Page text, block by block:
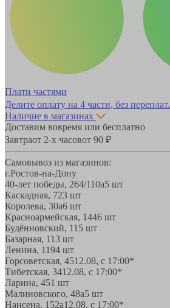
Плати частями
Делите оплату на 4 части, без переплат.
Наличие в магазинах
Доставим вовремя или бесплатно
Завтраот 2-х часовот 90 ₽
Самовывоз из магазинов:
г.Ростов-на-Дону
40-лет победы, 264/110а5 шт
Каскадная, 723 шт
Королева, 30а6 шт
Красноармейская, 1446 шт
Будённовский, 11 5 шт
Базарная, 113 шт
Ленина, 1194 шт
Горсоветская, 4512.08, с 17:00*
Тибетская, 3412.08, с 17:00*
Ларина, 451 шт
Малиновского, 48а5 шт
Нансена, 152а12.08, с 17:00*